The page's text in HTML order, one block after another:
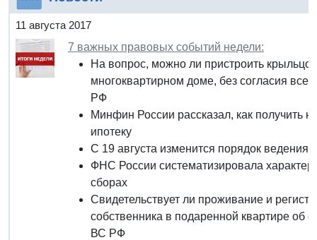
11 августа 2017
7 важных правовых событий недели:
На вопрос, можно ли пристроить
многоквартирном доме, без согласия
РФ
Минфин России рассказал, как получить
ипотеку
С 19 августа изменится порядок ведения
ФНС России систематизировала
сборах
Свидетельствует ли проживание и
собственника в подаренной квартире об
ВС РФ